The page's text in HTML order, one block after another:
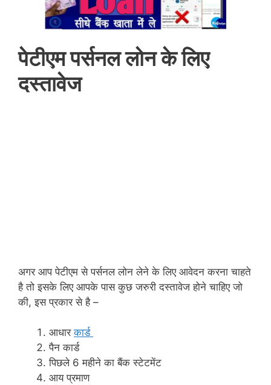
पेटीएम पर्सनल लोन के लिए
दस्तावेज
अगर आप पेटीएम से पर्सनल लोन लेने के लिए आवेदन करना चाहते
है तो इसके लिए आपके पास कुछ जरुरी दस्तावेज होने चाहिए जो
की, इस प्रकार से है –
आधारकार्ड
पैन कार्ड
पिछले 6 महीने का बैंक स्टेटमेंट
आय प्रमाण